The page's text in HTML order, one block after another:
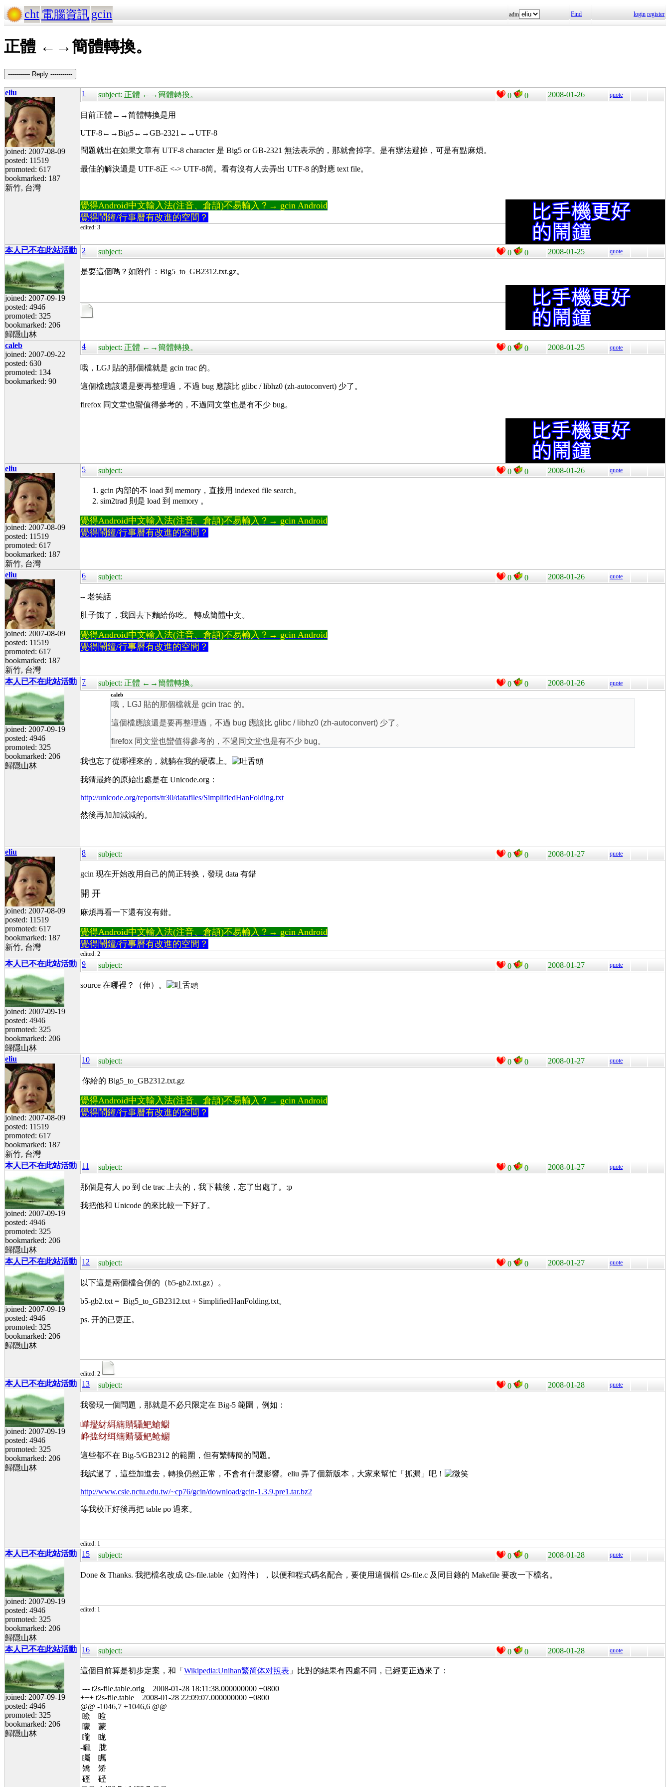
cht 電腦資訊 gcin adm Find login register
正體 ←→簡體轉換。
----------- Reply -----------
eliu
joined: 2007-08-09
posted: 11519
promoted: 617
bookmarked: 187
新竹, 台灣
1 subject: 正體 ←→簡體轉換。 0 0 2008-01-26 quote
目前正體←→简體轉換是用
UTF-8←→Big5←→GB-2321←→UTF-8
問題就出在如果文章有 UTF-8 character 是 Big5 or GB-2321 無法表示的，那就會掉字。是有辦法避掉，可是有點麻煩。
最佳的解決還是 UTF-8正 <-> UTF-8简。看有沒有人去弄出 UTF-8 的對應 text file。
覺得Android中文輸入法(注音、倉頡)不易輸入？→ gcin Android
覺得鬧鐘/行事曆有改進的空間？
edited: 3
本人已不在此站活動
joined: 2007-09-19
posted: 4946
promoted: 325
bookmarked: 206
歸隱山林
2 subject: 0 0 2008-01-25 quote
是要這個嗎？如附件：Big5_to_GB2312.txt.gz。
caleb
joined: 2007-09-22
posted: 630
promoted: 134
bookmarked: 90
4 subject: 正體 ←→簡體轉換。 0 0 2008-01-25 quote
哦，LGJ 貼的那個檔就是 gcin trac 的。
這個檔應該還是要再整理過，不過 bug 應該比 glibc / libhz0 (zh-autoconvert) 少了。
firefox 同文堂也蠻值得參考的，不過同文堂也是有不少 bug。
eliu
joined: 2007-08-09
posted: 11519
promoted: 617
bookmarked: 187
新竹, 台灣
5 subject: 0 0 2008-01-26 quote
gcin 內部的不 load 到 memory，直接用 indexed file search。
sim2trad 則是 load 到 memory 。
覺得Android中文輸入法(注音、倉頡)不易輸入？→ gcin Android
覺得鬧鐘/行事曆有改進的空間？
eliu
joined: 2007-08-09
posted: 11519
promoted: 617
bookmarked: 187
新竹, 台灣
6 subject: 0 0 2008-01-26 quote
-- 老笑話
肚子餓了，我回去下麵給你吃。 轉成簡體中文。
覺得Android中文輸入法(注音、倉頡)不易輸入？→ gcin Android
覺得鬧鐘/行事曆有改進的空間？
本人已不在此站活動
joined: 2007-09-19
posted: 4946
promoted: 325
bookmarked: 206
歸隱山林
7 subject: 正體 ←→簡體轉換。 0 0 2008-01-26 quote
caleb
哦，LGJ 貼的那個檔就是 gcin trac 的。
這個檔應該還是要再整理過，不過 bug 應該比 glibc / libhz0 (zh-autoconvert) 少了。
firefox 同文堂也蠻值得參考的，不過同文堂也是有不少 bug。
我也忘了從哪裡來的，就躺在我的硬碟上。
我猜最終的原始出處是在 Unicode.org：
http://unicode.org/reports/tr30/datafiles/SimplifiedHanFolding.txt
然後再加加減減的。
eliu
joined: 2007-08-09
posted: 11519
promoted: 617
bookmarked: 187
新竹, 台灣
8 subject: 0 0 2008-01-27 quote
gcin 现在开始改用自己的简正转换，發現 data 有錯
開 开
麻煩再看一下還有沒有錯。
覺得Android中文輸入法(注音、倉頡)不易輸入？→ gcin Android
覺得鬧鐘/行事曆有改進的空間？
edited: 2
本人已不在此站活動
joined: 2007-09-19
posted: 4946
promoted: 325
bookmarked: 206
歸隱山林
9 subject: 0 0 2008-01-27 quote
source 在哪裡？（伸）。
eliu
joined: 2007-08-09
posted: 11519
promoted: 617
bookmarked: 187
新竹, 台灣
10 subject: 0 0 2008-01-27 quote
你給的 Big5_to_GB2312.txt.gz
覺得Android中文輸入法(注音、倉頡)不易輸入？→ gcin Android
覺得鬧鐘/行事曆有改進的空間？
本人已不在此站活動
joined: 2007-09-19
posted: 4946
promoted: 325
bookmarked: 206
歸隱山林
11 subject: 0 0 2008-01-27 quote
那個是有人 po 到 cle trac 上去的，我下載後，忘了出處了。:p
我把他和 Unicode 的來比較一下好了。
本人已不在此站活動
joined: 2007-09-19
posted: 4946
promoted: 325
bookmarked: 206
歸隱山林
12 subject: 0 0 2008-01-27 quote
以下這是兩個檔合併的（b5-gb2.txt.gz）。
b5-gb2.txt = Big5_to_GB2312.txt + SimplifiedHanFolding.txt。
ps. 开的已更正。
edited: 2
本人已不在此站活動
joined: 2007-09-19
posted: 4946
promoted: 325
bookmarked: 206
歸隱山林
13 subject: 0 0 2008-01-28 quote
我發現一個問題，那就是不必只限定在 Big-5 範圍，例如：
㠏㩜䊷䋙䋻䝼䯀䰾䱽䲁
㟆㨫䌶䌺䌾䞍䯅鲃䲝鳚
這些都不在 Big-5/GB2312 的範圍，但有繁轉簡的問題。
我試過了，這些加進去，轉換仍然正常，不會有什麼影響。eliu 弄了個新版本，大家來幫忙「抓漏」吧！
http://www.csie.nctu.edu.tw/~cp76/gcin/download/gcin-1.3.9.pre1.tar.bz2
等我校正好後再把 table po 過來。
edited: 1
本人已不在此站活動
joined: 2007-09-19
posted: 4946
promoted: 325
bookmarked: 206
歸隱山林
15 subject: 0 0 2008-01-28 quote
Done & Thanks. 我把檔名改成 t2s-file.table（如附件），以便和程式碼名配合，要使用這個檔 t2s-file.c 及同目錄的 Makefile 要改一下檔名。
edited: 1
本人已不在此站活動
joined: 2007-09-19
posted: 4946
promoted: 325
bookmarked: 206
歸隱山林
16 subject: 0 0 2008-01-28 quote
這個目前算是初步定案，和「 Wikipedia:Unihan繁简体对照表 」比對的結果有四處不同，已經更正過來了：
--- t2s-file.table.orig 2008-01-28 18:11:38.000000000 +0800
+++ t2s-file.table 2008-01-28 22:09:07.000000000 +0800
@@ -1046,7 +1046,6 @@
瞼 睑
矇 蒙
矓 眬
-矓 胧
矚 瞩
矯 矫
硜 硁